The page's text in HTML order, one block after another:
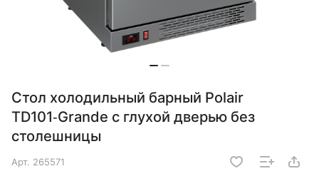
Стол холодильный барный Polair
TD101‑Grande с глухой дверью без
столешницы
Арт. 265571